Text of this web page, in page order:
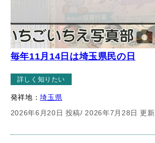
毎年11月14日は埼玉県民の日
詳しく知りたい
発祥地：埼玉県
2026年6月20日 投稿/ 2026年7月28日 更新